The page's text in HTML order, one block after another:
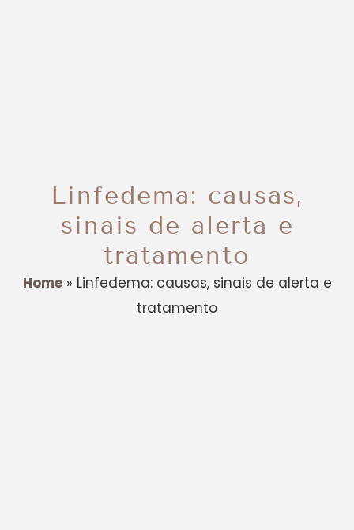
Linfedema: causas,
sinais de alerta e
tratamento
Home» Linfedema: causas, sinais de alerta e
tratamento